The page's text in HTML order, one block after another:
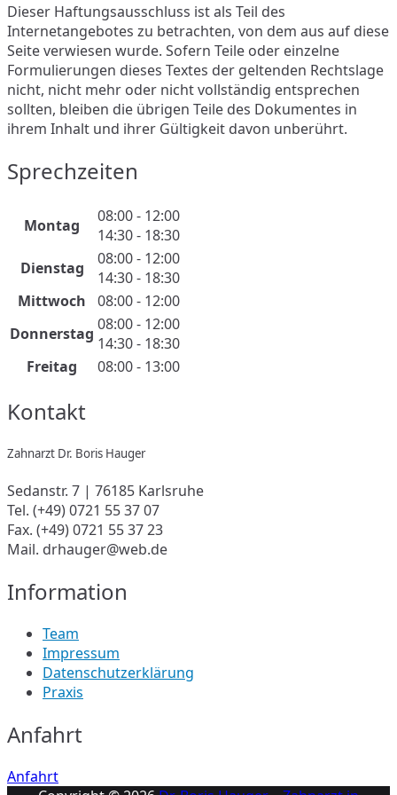
Dieser Haftungsausschluss ist als Teil des
Internetangebotes zu betrachten, von dem aus auf diese
Seite verwiesen wurde. Sofern Teile oder einzelne
Formulierungen dieses Textes der geltenden Rechtslage
nicht, nicht mehr oder nicht vollständig entsprechen
sollten, bleiben die übrigen Teile des Dokumentes in
ihrem Inhalt und ihrer Gültigkeit davon unberührt.
Sprechzeiten
Montag
08:00 - 12:00
14:30 - 18:30
Dienstag
08:00 - 12:00
14:30 - 18:30
Mittwoch
08:00 - 12:00
Donnerstag 08:00 - 12:00
14:30 - 18:30
Freitag
08:00 - 13:00
Kontakt
Zahnarzt Dr. Boris Hauger
Sedanstr. 7 | 76185 Karlsruhe
Tel. (+49) 0721 55 37 07
Fax. (+49) 0721 55 37 23
Mail. drhauger@web.de
Information
Team
Impressum
Datenschutzerklärung
Praxis
Anfahrt
Anfahrt